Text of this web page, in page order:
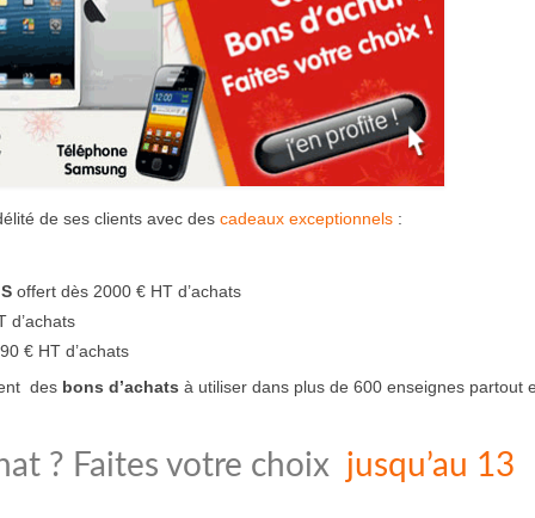
de ses clients avec des cadeaux exceptionnels :
offert dès 2000 € HT d’achats
d’achats
€ HT d’achats
des bons d’achats à utiliser dans plus de 600 enseignes partout
? Faites votre choix jusqu’au 13